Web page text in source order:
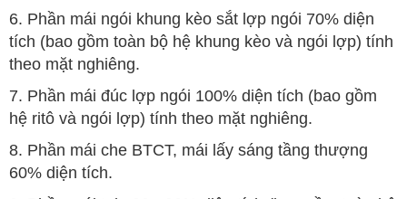
6. Phần mái ngói khung kèo sắt lợp ngói 70% diện
tích (bao gồm toàn bộ hệ khung kèo và ngói lợp) tính
theo mặt nghiêng.
7. Phần mái đúc lợp ngói 100% diện tích (bao gồm
hệ ritô và ngói lợp) tính theo mặt nghiêng.
8. Phần mái che BTCT, mái lấy sáng tầng thượng
60% diện tích.